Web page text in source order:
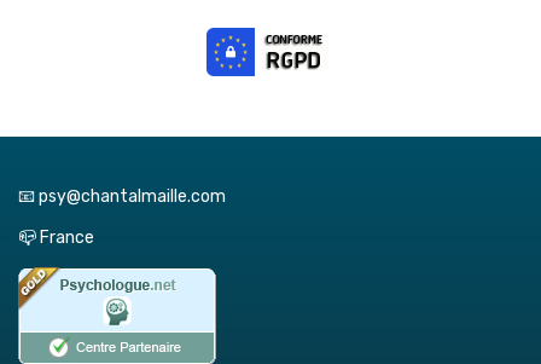
📧 psy@chantalmaille.com
📪 France